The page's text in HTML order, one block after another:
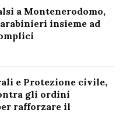
a Montenerodomo,
insieme ad
e Protezione civile,
gli ordini
rafforzare il